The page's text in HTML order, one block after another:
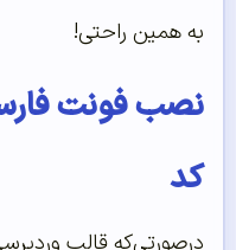
به همین راحتی!
نصب فونت
کد
درصورتی‌که قالب